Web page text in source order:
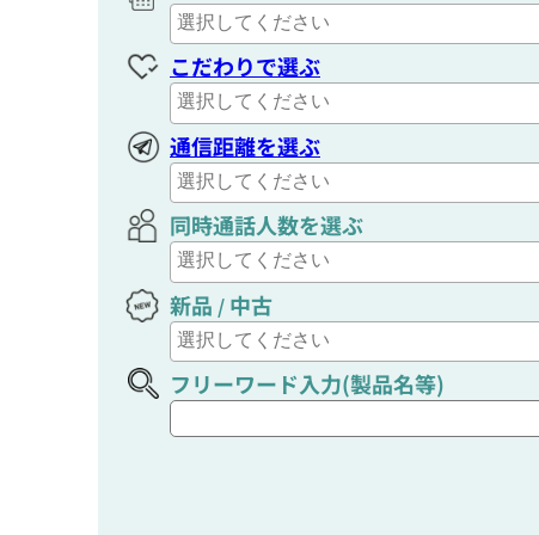
こだわりで選ぶ
通信距離を選ぶ
同時通話人数を選ぶ
新品 / 中古
フリーワード入力(製品名等)